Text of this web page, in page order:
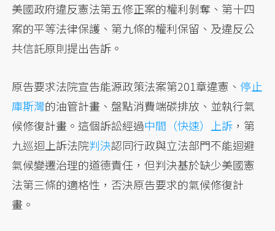
美國政府違反憲法第五修正案的權利剝奪、第十四
案的平等法律保護、第九條的權利保留、及違反公
共信託原則提出告訴。
原告要求法院宣告能源政策法案第201章違憲、停止
庫斯灣的油管計畫、盤點消費端碳排放、並執行氣
候修復計畫。這個訴訟經過中間（快速）上訴 ，第
九巡迴上訴法院判決認同行政與立法部門不能迴避
氣候變遷治理的道德責任，但判決基於缺少美國憲
法第三條的適格性，否決原告要求的氣候修復計
畫。